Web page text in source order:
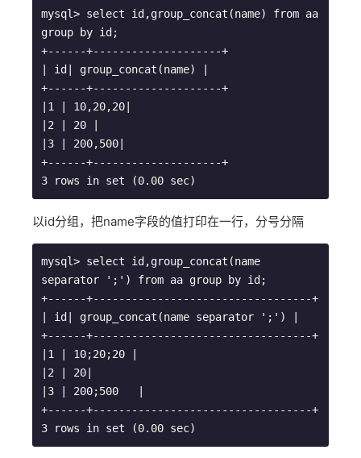
mysql> select id,group_concat(name) from aa
group by id;
+------+--------------------+
| id| group_concat(name) |
+------+--------------------+
|1 | 10,20,20|
|2 | 20 |
|3 | 200,500|
+------+--------------------+
3 rows in set (0.00 sec)
以id分组，把name字段的值打印在一行，分号分隔
mysql> select id,group_concat(name
separator ';') from aa group by id;
+------+----------------------------------+
| id| group_concat(name separator ';') |
+------+----------------------------------+
|1 | 10;20;20 |
|2 | 20|
|3 | 200;500   |
+------+----------------------------------+
3 rows in set (0.00 sec)